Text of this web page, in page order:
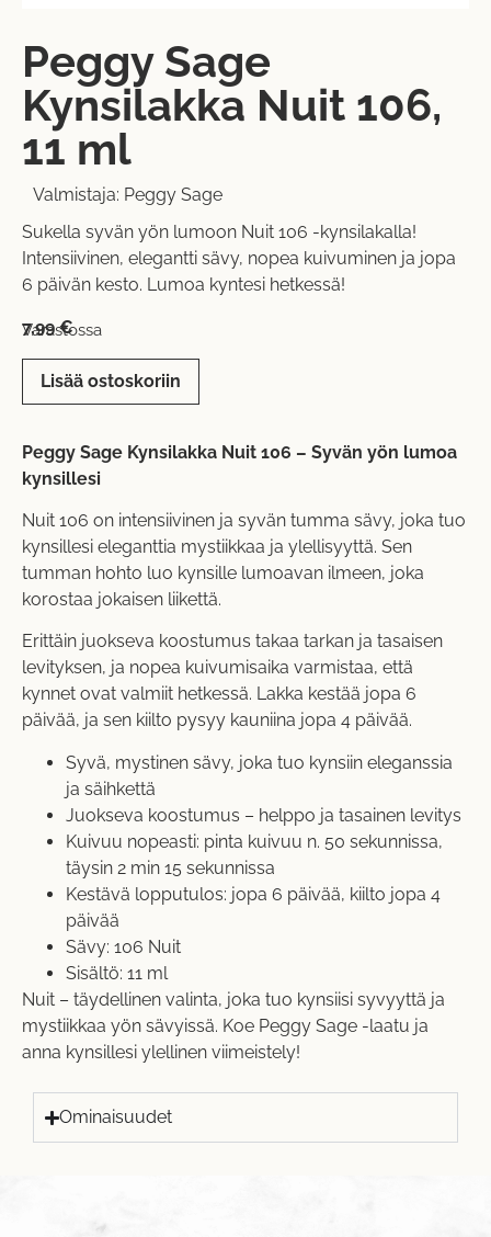
Peggy Sage
Kynsilakka Nuit 106,
11 ml
Valmistaja: Peggy Sage
Sukella syvän yön lumoon Nuit 106 -kynsilakalla!
Intensiivinen, elegantti sävy, nopea kuivuminen ja jopa
6 päivän kesto. Lumoa kyntesi hetkessä!
7,99€
Varastossa
Lisää ostoskoriin
Peggy Sage Kynsilakka Nuit 106 – Syvän yön lumoa
kynsillesi
Nuit 106 on intensiivinen ja syvän tumma sävy, joka tuo
kynsillesi eleganttia mystiikkaa ja ylellisyyttä. Sen
tumman hohto luo kynsille lumoavan ilmeen, joka
korostaa jokaisen liikettä.
Erittäin juokseva koostumus takaa tarkan ja tasaisen
levityksen, ja nopea kuivumisaika varmistaa, että
kynnet ovat valmiit hetkessä. Lakka kestää jopa 6
päivää, ja sen kiilto pysyy kauniina jopa 4 päivää.
Syvä, mystinen sävy, joka tuo kynsiin eleganssia
ja säihkettä
Juokseva koostumus – helppo ja tasainen levitys
Kuivuu nopeasti: pinta kuivuu n. 50 sekunnissa,
täysin 2 min 15 sekunnissa
Kestävä lopputulos: jopa 6 päivää, kiilto jopa 4
päivää
Sävy: 106 Nuit
Sisältö: 11 ml
Nuit – täydellinen valinta, joka tuo kynsiisi syvyyttä ja
mystiikkaa yön sävyissä. Koe Peggy Sage -laatu ja
anna kynsillesi ylellinen viimeistely!
Ominaisuudet